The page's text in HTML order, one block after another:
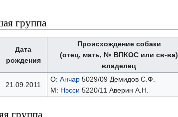
группа
Дата
рождения
Происхождение собаки
(отец, мать, № ВПКОС или св-ва)
владелец
21.09.2011
О: Анчар5029/09 Демидов С.Ф.
М: Нэсси 5220/11 Аверин А.Н.
группа